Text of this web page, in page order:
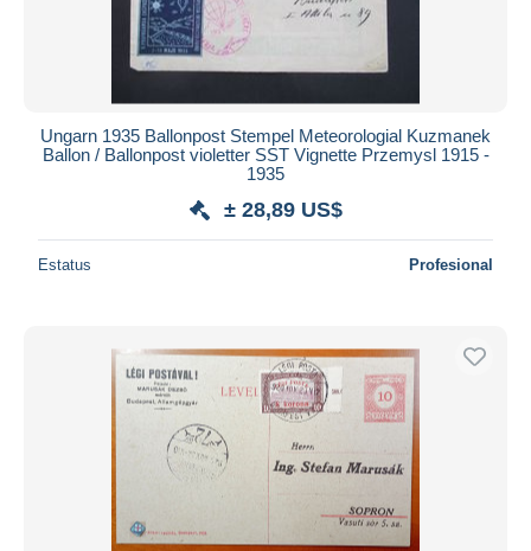
Ungarn 1935 Ballonpost Stempel Meteorologial Kuzmanek
Ballon / Ballonpost violetter SST Vignette Przemysl 1915 -
1935
± 28,89 US$
Estatus Profesional